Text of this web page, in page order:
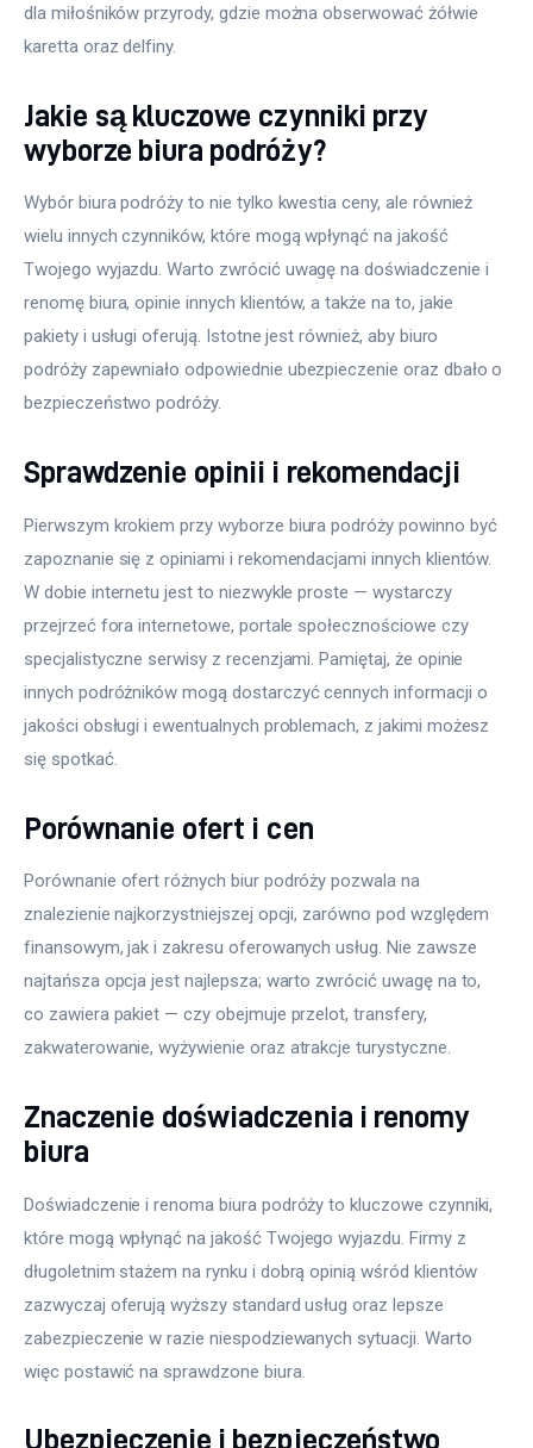
dla miłośników przyrody, gdzie można obserwować żółwie
karetta oraz delfiny.
Jakie są kluczowe czynniki przy
wyborze biura podróży?
Wybór biura podróży to nie tylko kwestia ceny, ale również
wielu innych czynników, które mogą wpłynąć na jakość
Twojego wyjazdu. Warto zwrócić uwagę na doświadczenie i
renomę biura, opinie innych klientów, a także na to, jakie
pakiety i usługi oferują. Istotne jest również, aby biuro
podróży zapewniało odpowiednie ubezpieczenie oraz dbało o
bezpieczeństwo podróży.
Sprawdzenie opinii i rekomendacji
Pierwszym krokiem przy wyborze biura podróży powinno być
zapoznanie się z opiniami i rekomendacjami innych klientów.
W dobie internetu jest to niezwykle proste — wystarczy
przejrzeć fora internetowe, portale społecznościowe czy
specjalistyczne serwisy z recenzjami. Pamiętaj, że opinie
innych podróżników mogą dostarczyć cennych informacji o
jakości obsługi i ewentualnych problemach, z jakimi możesz
się spotkać.
Porównanie ofert i cen
Porównanie ofert różnych biur podróży pozwala na
znalezienie najkorzystniejszej opcji, zarówno pod względem
finansowym, jak i zakresu oferowanych usług. Nie zawsze
najtańsza opcja jest najlepsza; warto zwrócić uwagę na to,
co zawiera pakiet — czy obejmuje przelot, transfery,
zakwaterowanie, wyżywienie oraz atrakcje turystyczne.
Znaczenie doświadczenia i renomy
biura
Doświadczenie i renoma biura podróży to kluczowe czynniki,
które mogą wpłynąć na jakość Twojego wyjazdu. Firmy z
długoletnim stażem na rynku i dobrą opinią wśród klientów
zazwyczaj oferują wyższy standard usług oraz lepsze
zabezpieczenie w razie niespodziewanych sytuacji. Warto
więc postawić na sprawdzone biura.
Ubezpieczenie i bezpieczeństwo